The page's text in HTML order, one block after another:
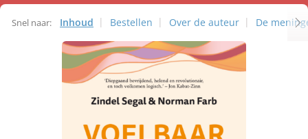
Snel naar: Inhoud Bestellen Over de auteur De